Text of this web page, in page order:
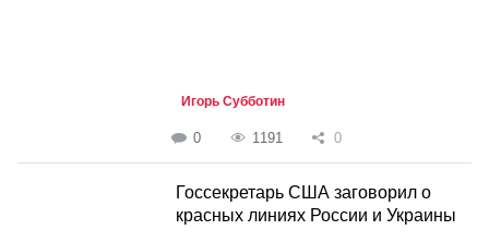
Игорь Субботин
0 1191 0
Госсекретарь США заговорил о
красных линиях России и Украины